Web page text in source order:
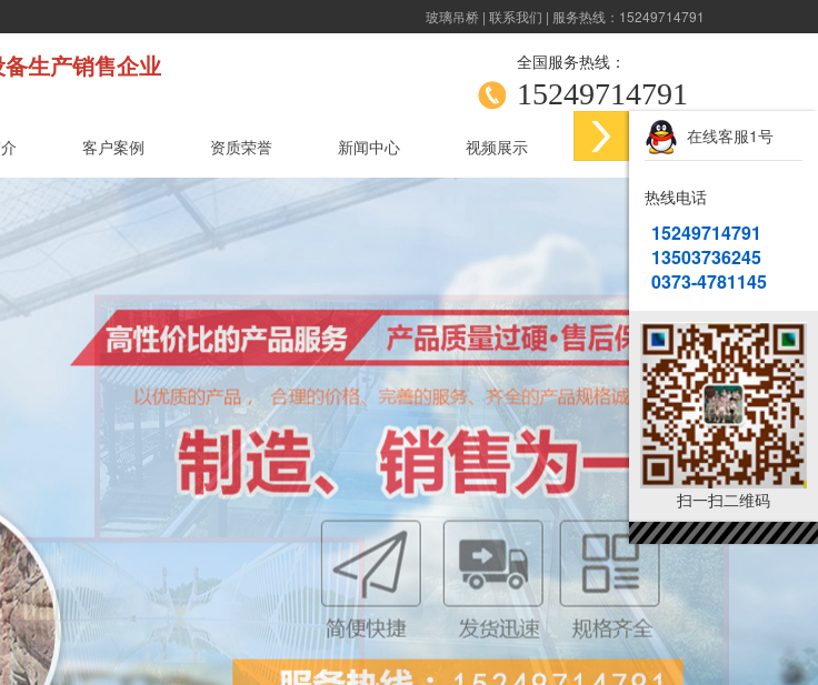
玻璃吊桥 | 联系我们 | 服务热线：15249714791
生产销售企业 全国服务热线：
15249714791
客户案例 资质荣誉 新闻中心 视频展示 联系我们 在线客服1号
热线电话
15249714791
13503736245
0373-4781145
扫一扫二维码